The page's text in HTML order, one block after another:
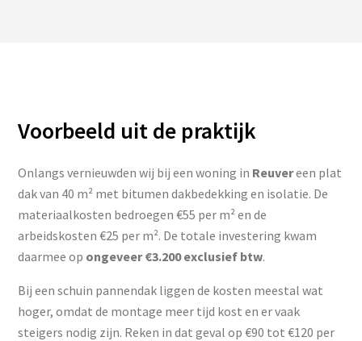
Voorbeeld uit de praktijk
Onlangs vernieuwden wij bij een woning in Reuvereen plat
dak van 40 m² met bitumen dakbedekking en isolatie. De
materiaalkosten bedroegen €55 per m² en de
arbeidskosten €25 per m². De totale investering kwam
daarmee op ongeveer €3.200 exclusief btw.
Bij een schuin pannendak liggen de kosten meestal wat
hoger, omdat de montage meer tijd kost en er vaak
steigers nodig zijn. Reken in dat geval op €90 tot €120 per